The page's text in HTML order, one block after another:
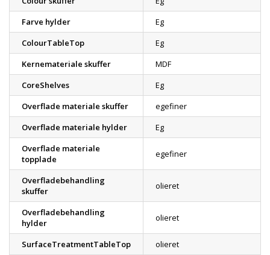
Farve hylder
Eg
ColourTableTop
Eg
Kernemateriale skuffer
MDF
CoreShelves
Eg
Overflade materiale skuffer
egefiner
Overflade materiale hylder
Eg
Overflade materiale
topplade
egefiner
Overfladebehandling
skuffer
olieret
Overfladebehandling
hylder
olieret
SurfaceTreatmentTableTop
olieret